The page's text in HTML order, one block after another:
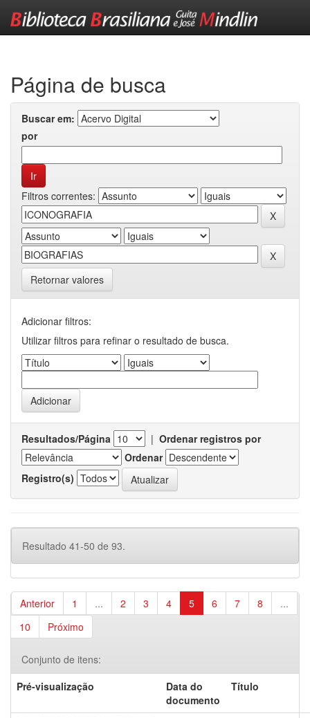
Página de busca
Buscar em:
por
Filtros correntes:
Retornar valores
Adicionar filtros:
Utilizar filtros para refinar o resultado de busca.
Resultados/Página | Ordenar registros por
Ordenar
Registro(s)
Resultado 41-50 de 93.
Anterior 1 ... 2 3 4 5 6 7 8
...
10
Próximo
Conjunto de itens:
Pré-visualização
Data do
documento
Título